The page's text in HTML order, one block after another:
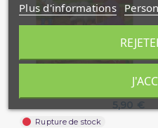
5,90 €
Rupture de stock
Plus d'informations